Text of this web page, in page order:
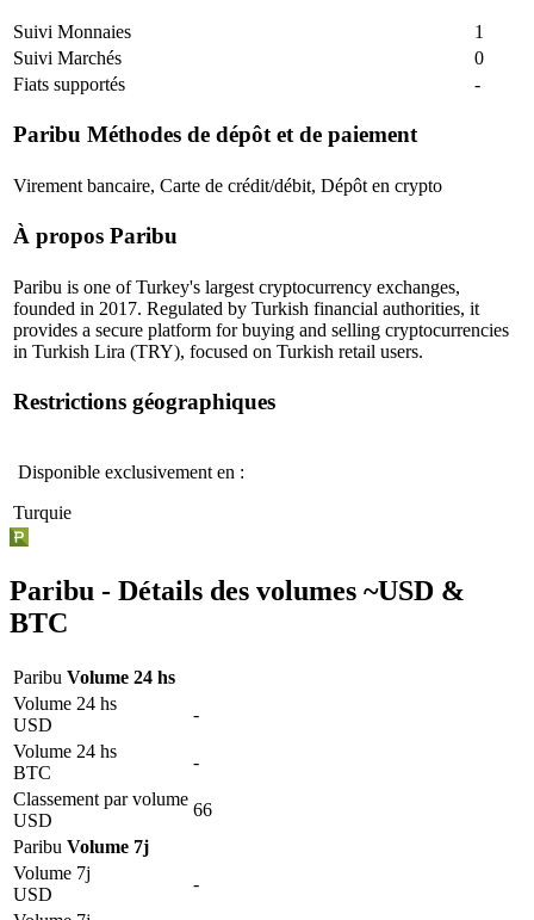
Suivi Monnaies
1
Suivi Marchés
0
Fiats supportés
-
Paribu Méthodes de dépôt et de paiement
Virement bancaire, Carte de crédit/débit, Dépôt en crypto
À propos Paribu
Paribu is one of Turkey's largest cryptocurrency exchanges,
founded in 2017. Regulated by Turkish financial authorities, it
provides a secure platform for buying and selling cryptocurrencies
in Turkish Lira (TRY), focused on Turkish retail users.
Restrictions géographiques
Disponible exclusivement en :
Turquie
Paribu - Détails des volumes ~USD &
BTC
Paribu Volume 24 hs
Volume 24 hs
USD
-
Volume 24 hs
BTC
-
Classement par volume
USD
66
Paribu Volume 7j
Volume 7j
USD
-